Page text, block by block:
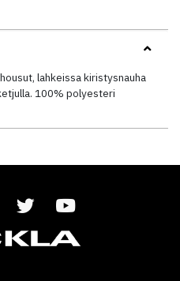
lahkeissa kiristysnauha
100% polyesteri